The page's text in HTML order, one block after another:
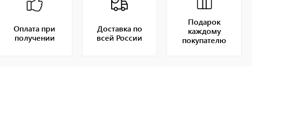
Оплата при
получении
Доставка по
всей России
Подарок
каждому
покупателю